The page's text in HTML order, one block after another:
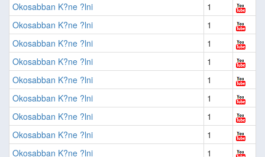
Okosabban K?ne ?lni
1
Okosabban K?ne ?lni
1
Okosabban K?ne ?lni
1
Okosabban K?ne ?lni
1
Okosabban K?ne ?lni
1
Okosabban K?ne ?lni
1
Okosabban K?ne ?lni
1
Okosabban K?ne ?lni
1
Okosabban K?ne ?lni
1